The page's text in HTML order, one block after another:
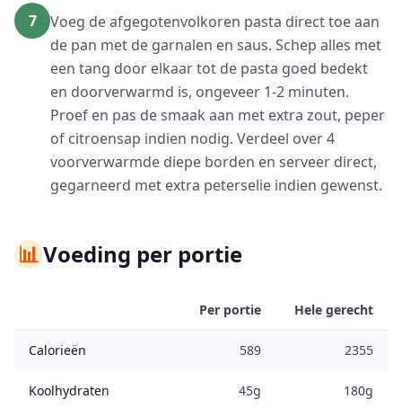
7
Voeg de afgegotenvolkoren pasta direct toe aan
de pan met de garnalen en saus. Schep alles met
een tang door elkaar tot de pasta goed bedekt
en doorverwarmd is, ongeveer 1-2 minuten.
Proef en pas de smaak aan met extra zout, peper
of citroensap indien nodig. Verdeel over 4
voorverwarmde diepe borden en serveer direct,
gegarneerd met extra peterselie indien gewenst.
📊Voeding per portie
Per portie Hele gerecht
Calorieën 589 2355
Koolhydraten 45g 180g